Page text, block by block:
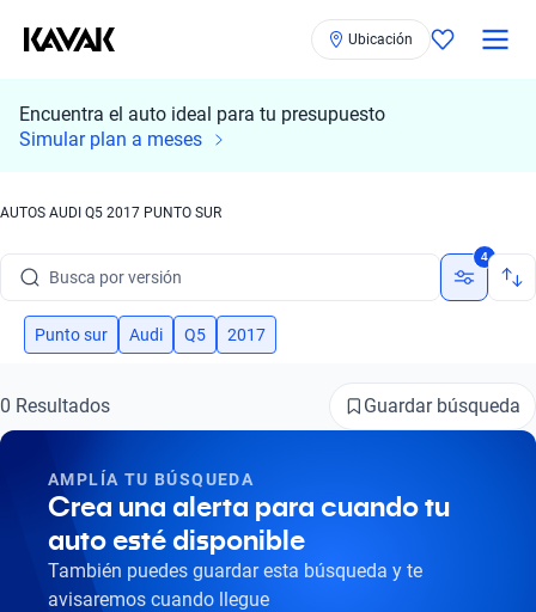
Ubicación
Encuentra el auto ideal para tu presupuesto
Simular plan a meses
AUTOS AUDI Q5 2017 PUNTO SUR
Busca por marca
Busca por año
Busca por marca
Busca por año
4
Punto sur Audi Q5 2017
0 Resultados Guardar búsqueda
AMPLÍA TU BÚSQUEDA
Crea una alerta para cuando tu
auto esté disponible
También puedes guardar esta búsqueda y te
avisaremos cuando llegue